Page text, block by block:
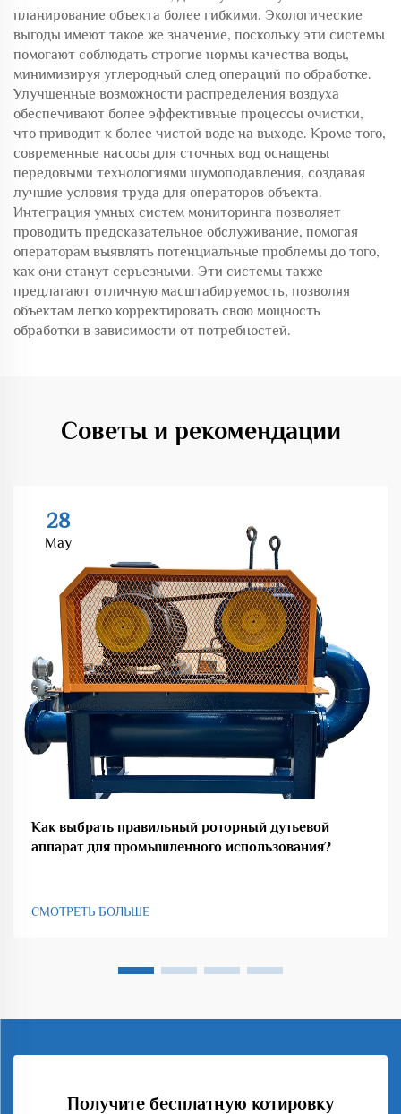
планирование объекта более гибкими. Экологические
выгоды имеют такое же значение, поскольку эти системы
помогают соблюдать строгие нормы качества воды,
минимизируя углеродный след операций по обработке.
Улучшенные возможности распределения воздуха
обеспечивают более эффективные процессы очистки,
что приводит к более чистой воде на выходе. Кроме того,
современные насосы для сточных вод оснащены
передовыми технологиями шумоподавления, создавая
лучшие условия труда для операторов объекта.
Интеграция умных систем мониторинга позволяет
проводить предсказательное обслуживание, помогая
операторам выявлять потенциальные проблемы до того,
как они станут серьезными. Эти системы также
предлагают отличную масштабируемость, позволяя
объектам легко корректировать свою мощность
обработки в зависимости от потребностей.
Советы и рекомендации
28
May
Как выбрать правильный роторный дутьевой
аппарат для промышленного использования?
СМОТРЕТЬ БОЛЬШЕ
Получите бесплатную котировку